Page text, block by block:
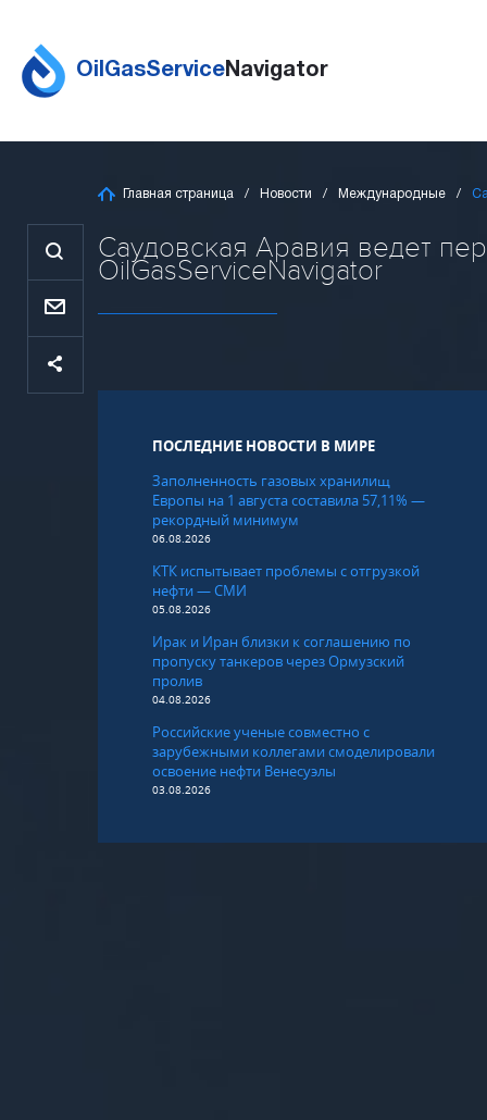
OilGasServiceNavigator
Главная страница Новости Международные
Саудовская Аравия ведет
OilGasServiceNavigator
ПОСЛЕДНИЕ НОВОСТИ В МИРЕ
Заполненность газовых хранилищ
Европы на 1 августа составила 57,11% —
рекордный минимум
06.08.2026
КТК испытывает проблемы с отгрузкой
нефти — СМИ
05.08.2026
Ирак и Иран близки к соглашению по
пропуску танкеров через Ормузский
пролив
04.08.2026
Российские ученые совместно с
зарубежными коллегами смоделировали
освоение нефти Венесуэлы
03.08.2026